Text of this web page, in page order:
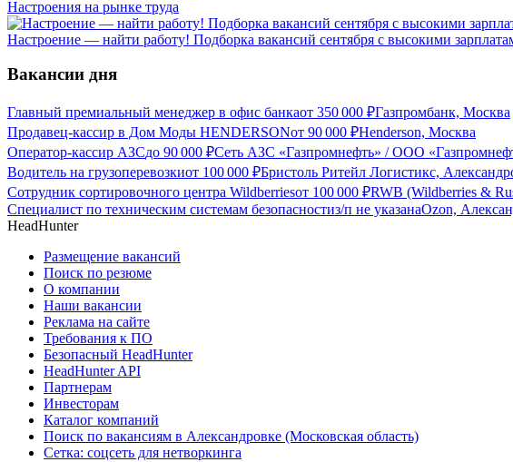
Настроения на рынке труда
Настроение — найти работу! Подборка вакансий сентября с высокими
Вакансии дня
Главный премиальный менеджер в офис банкаот 350 000 ₽Газпромбанк, Москва
Продавец-кассир в Дом Моды HENDERSONот 90 000 ₽Henderson, Москва
Оператор-кассир АЗСдо 90 000 ₽Сеть АЗС «Газпромнефть» / ООО
Водитель на грузоперевозкиот 100 000 ₽Бристоль Ритейл Логистикс,
Сотрудник сортировочного центра Wildberriesот 100 000 ₽RWB (Wildberries &
Специалист по техническим системам безопасностиз/п не указанаOzon,
HeadHunter
Размещение вакансий
Поиск по резюме
О компании
Наши вакансии
Реклама на сайте
Требования к ПО
Безопасный HeadHunter
HeadHunter API
Партнерам
Инвесторам
Каталог компаний
Поиск по вакансиям в Александровке (Московская область)
Сетка: соцсеть для нетворкинга